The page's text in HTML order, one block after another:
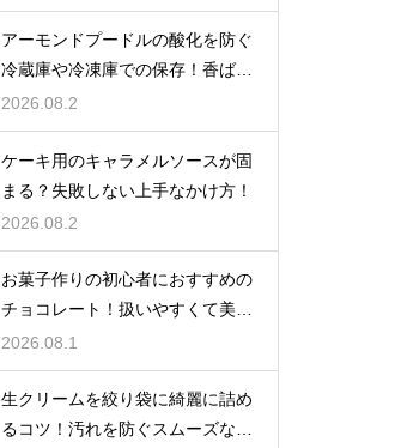
アーモンドプードルの酸化を防ぐ
冷蔵庫や冷凍庫での保存！香ばし
い風味を保ってお菓子を美味しく
する
2026.08.2
ケーキ用のキャラメルソースが固
まる？失敗しない上手なかけ方！
2026.08.2
お菓子作りの初心者におすすめの
チョコレート！扱いやすくて美味
しい種類を紹介
2026.08.1
生クリームを絞り袋に綺麗に詰め
るコツ！汚れを防ぐスムーズな入